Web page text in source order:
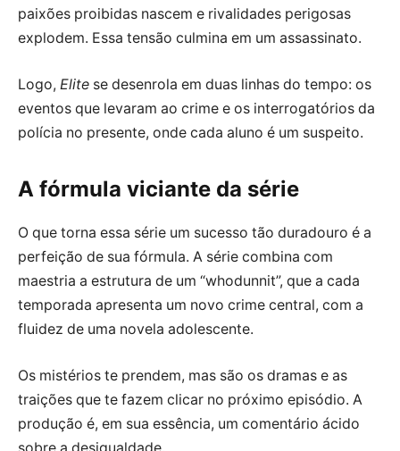
paixões proibidas nascem e rivalidades perigosas
explodem. Essa tensão culmina em um assassinato.
Logo, Elite se desenrola em duas linhas do tempo: os
eventos que levaram ao crime e os interrogatórios da
polícia no presente, onde cada aluno é um suspeito.
A fórmula viciante da série
O que torna essa série um sucesso tão duradouro é a
perfeição de sua fórmula. A série combina com
maestria a estrutura de um “whodunnit”, que a cada
temporada apresenta um novo crime central, com a
fluidez de uma novela adolescente.
Os mistérios te prendem, mas são os dramas e as
traições que te fazem clicar no próximo episódio. A
produção é, em sua essência, um comentário ácido
sobre a desigualdade.